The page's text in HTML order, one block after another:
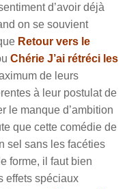
d’avoir déjà
on se souvient
Retour vers le
Chérie J’ai rétréci les
de leurs
à leur postulat de
le manque d’ambition
que cette comédie de
sel sans les facéties
forme, il faut bien
effets spéciaux